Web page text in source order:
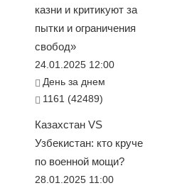
казни и критикуют за
пытки и ограничения
свобод»
24.01.2025 12:00
День за днем
1161 (42489)
Казахстан VS
Узбекистан: кто круче
по военной мощи?
28.01.2025 11:00